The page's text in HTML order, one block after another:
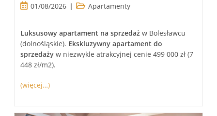
Post01/08/2026
PostApartamenty
Luksusowy apartament na sprzedaż w Bolesławcu
(dolnośląskie). Ekskluzywny apartament do
sprzedaży w niezwykle atrakcyjnej cenie 499 000 zł (7
448 zł/m2).
(więcej…)